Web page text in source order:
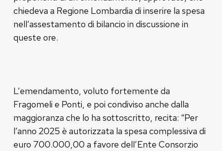
chiedeva a Regione Lombardia di inserire la spesa
nell’assestamento di bilancio in discussione in
queste ore.
L’emendamento, voluto fortemente da
Fragomeli e Ponti, e poi condiviso anche dalla
maggioranza che lo ha sottoscritto, recita: “Per
l’anno 2025 è autorizzata la spesa complessiva di
euro 700.000,00 a favore dell’Ente Consorzio